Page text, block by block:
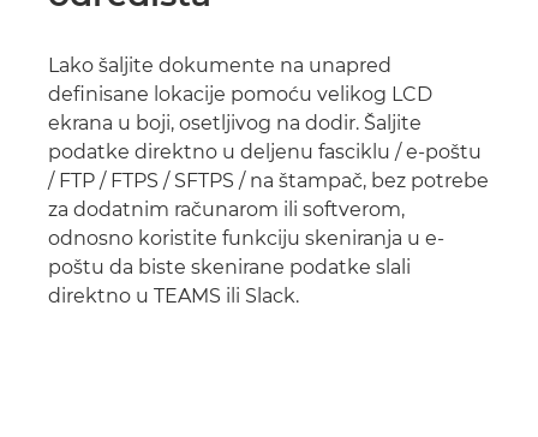
Lako šaljite dokumente na unapred
definisane lokacije pomoću velikog LCD
ekrana u boji, osetljivog na dodir. Šaljite
podatke direktno u deljenu fasciklu / e-poštu
/ FTP / FTPS / SFTPS / na štampač, bez potrebe
za dodatnim računarom ili softverom,
odnosno koristite funkciju skeniranja u e-
poštu da biste skenirane podatke slali
direktno u TEAMS ili Slack.